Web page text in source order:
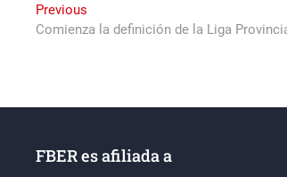
Navegación
de
Previous
post:
Comienza la definición de la Liga
FBER es afiliada a